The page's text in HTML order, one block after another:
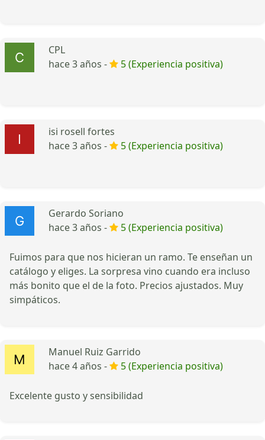
CPL
hace 3 años -
5 (Experiencia positiva)
isi rosell fortes
hace 3 años -
5 (Experiencia positiva)
Gerardo Soriano
hace 3 años -
5 (Experiencia positiva)
Fuimos para que nos hicieran un ramo. Te enseñan un
catálogo y eliges. La sorpresa vino cuando era incluso
más bonito que el de la foto. Precios ajustados. Muy
simpáticos.
Manuel Ruiz Garrido
hace 4 años -
5 (Experiencia positiva)
Excelente gusto y sensibilidad